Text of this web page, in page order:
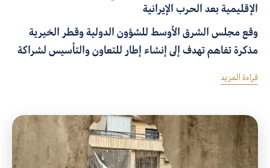
الإقليمية بعد الحرب الإيرانية
وقع مجلس الشرق الأوسط للشؤون الدولية وقطر الخيرية
مذكرة تفاهم تهدف إلى إنشاء إطار للتعاون والتأسيس لشراكة
بحوث معمقة وتنظيم حوارات بناءة وتطوير برامج تعليمية في
قراءة المزيد